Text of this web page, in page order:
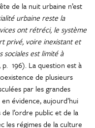
de la nuit urbaine n’est
urbaine reste la
ont rétréci, le système
privé, voire inexistant et
sociales est limité à
p. 196). La question est à
de plusieurs
par les grandes
évidence, aujourd’hui
l’ordre public et de la
les régimes de la culture